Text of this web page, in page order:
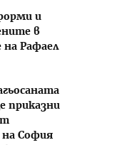
и
в
Рафаел
приказни
София